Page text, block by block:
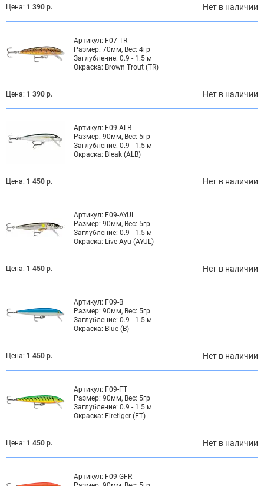
Цена: 1 390 р. Нет в наличии
Артикул: F07-TR
Размер: 70мм, Вес: 4гр
Заглубление: 0.9 - 1.5 м
Окраска: Brown Trout (TR)
Цена: 1 390 р. Нет в наличии
Артикул: F09-ALB
Размер: 90мм, Вес: 5гр
Заглубление: 0.9 - 1.5 м
Окраска: Bleak (ALB)
Цена: 1 450 р. Нет в наличии
Артикул: F09-AYUL
Размер: 90мм, Вес: 5гр
Заглубление: 0.9 - 1.5 м
Окраска: Live Ayu (AYUL)
Цена: 1 450 р. Нет в наличии
Артикул: F09-B
Размер: 90мм, Вес: 5гр
Заглубление: 0.9 - 1.5 м
Окраска: Blue (B)
Цена: 1 450 р. Нет в наличии
Артикул: F09-FT
Размер: 90мм, Вес: 5гр
Заглубление: 0.9 - 1.5 м
Окраска: Firetiger (FT)
Цена: 1 450 р. Нет в наличии
Артикул: F09-GFR